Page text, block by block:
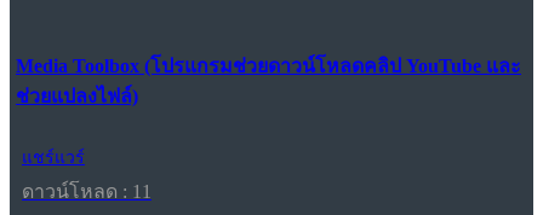
Media Toolbox (โปรแกรมช่วยดาวน์โหลดคลิป YouTube และ
ช่วยแปลงไฟล์)
แชร์แวร์
ดาวน์โหลด : 11